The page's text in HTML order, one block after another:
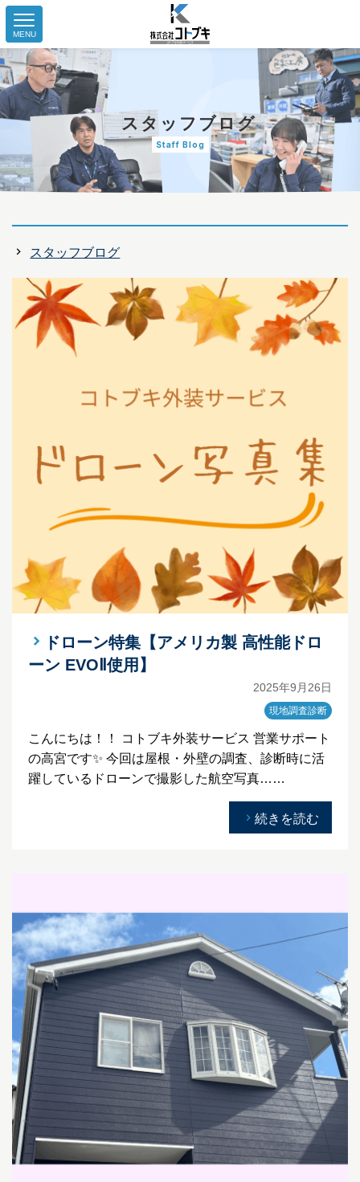
MENU
スタッフブログ
Staff Blog
スタッフブログ
ドローン特集【アメリカ製 高性能ドロ
ーン EVOⅡ使用】
2025年9月26日
現地調査診断
こんにちは！！ コトブキ外装サービス 営業サポート
の高宮です✨ 今回は屋根・外壁の調査、診断時に活
躍しているドローンで撮影した航空写真……
続きを読む